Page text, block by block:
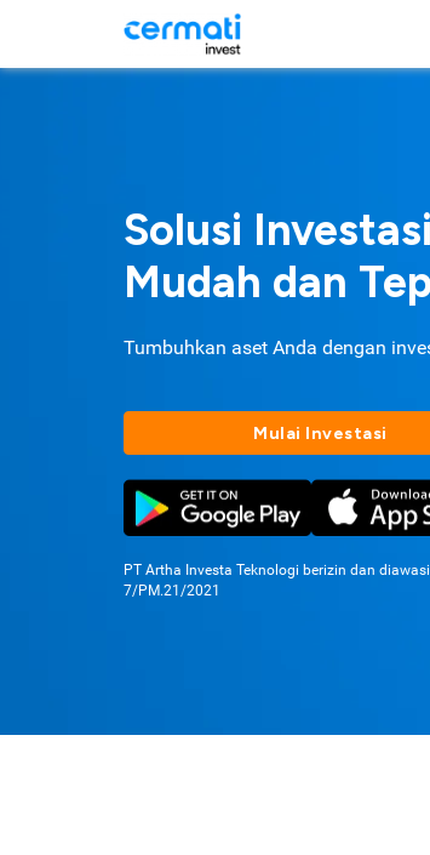
Solusi
Mudah dan
Tumbuhkan aset Anda dengan
Mulai Investasi
PT Artha Investa Teknologi berizin dan
7/PM.21/2021